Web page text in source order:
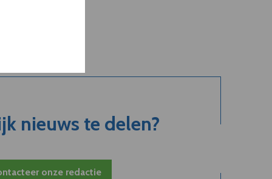
nieuws te delen?
onze redactie